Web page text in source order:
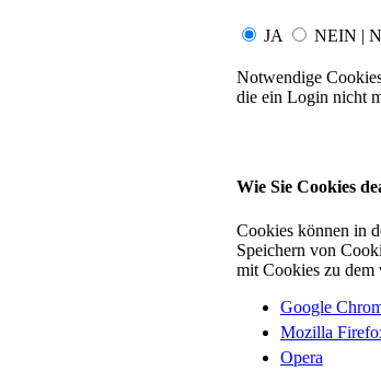
JA NEIN |
Notwendige
die ein Login nicht
Wie Sie Cookies
Cookies können in
Speichern von
mit Cookies zu dem
Google
Mozilla
Opera